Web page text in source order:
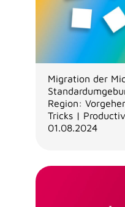
Migration der
Region:
Tricks |
01.08.2024